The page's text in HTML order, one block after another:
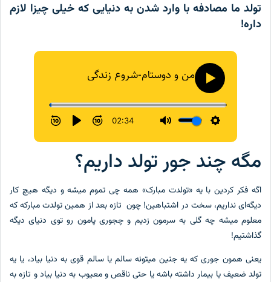
تولد ما مصادفه با وارد شدن به دنیایی که خیلی چیزا لازم
داره!
مگه چند جور تولد داریم؟
اگه فکر کردین با یه «تولدت مبارک» همه چی تموم میشه و دیگه هیچ کار
دیگه‌ای نداریم، سخت در اشتباهین! چون تازه بعد از همین تولدت مبارکه که
معلوم میشه چه گلی به سرمون زدیم و چجوری پامون رو توی دنیای دیگه
گذاشتیم!
یعنی همون جوری که یه جنین میتونه سالم یا سالم قوی به دنیا بیاد، یا یه
تولد ضعیف یا بیمار داشته باشه یا حتی ناقص و معیوب به دنیا بیاد و تازه به